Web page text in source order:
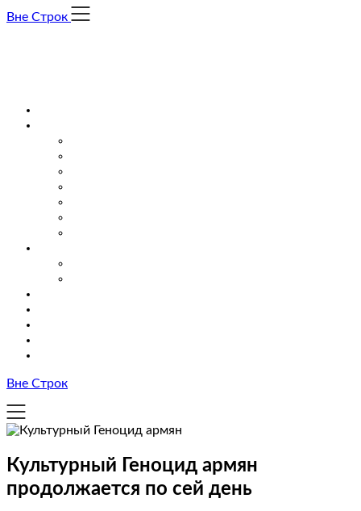
Skip
Вне Строк
Вне Строк
Культурный Геноцид армян
продолжается по сей день